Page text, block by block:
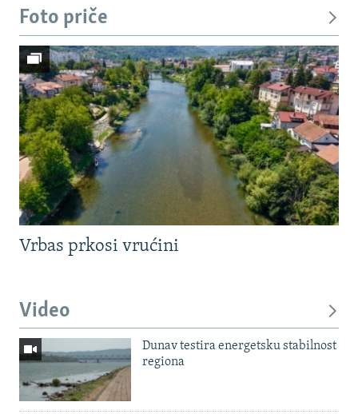
Foto priče
Vrbas prkosi vrućini
Video
Dunav testira energetsku stabilnost
regiona